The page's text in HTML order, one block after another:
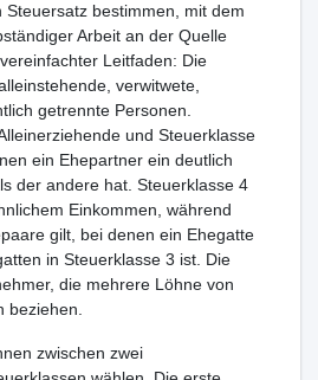
bestimmen, mit dem
Arbeit an der Quelle
Leitfaden: Die
verwitwete,
getrennte Personen.
und Steuerklasse
ein Ehepartner ein deutlich
der andere hat. Steuerklasse 4
Einkommen, während
gilt, bei denen ein Ehegatte
in Steuerklasse 3 ist. Die
die mehrere Löhne von
beziehen.
zwischen zwei